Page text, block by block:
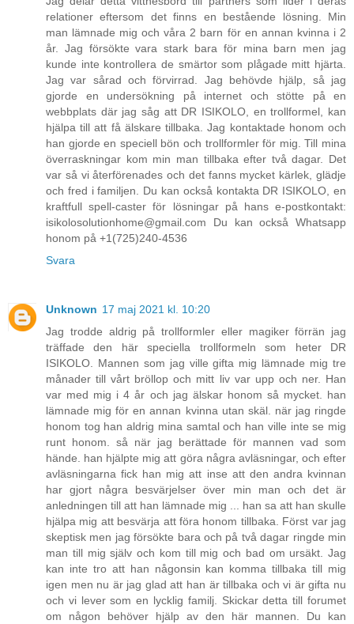
relationer eftersom det finns en bestående lösning. Min
man lämnade mig och våra 2 barn för en annan kvinna i 2
år. Jag försökte vara stark bara för mina barn men jag
kunde inte kontrollera de smärtor som plågade mitt hjärta.
Jag var sårad och förvirrad. Jag behövde hjälp, så jag
gjorde en undersökning på internet och stötte på en
webbplats där jag såg att DR ISIKOLO, en trollformel, kan
hjälpa till att få älskare tillbaka. Jag kontaktade honom och
han gjorde en speciell bön och trollformler för mig. Till mina
överraskningar kom min man tillbaka efter två dagar. Det
var så vi återförenades och det fanns mycket kärlek, glädje
och fred i familjen. Du kan också kontakta DR ISIKOLO, en
kraftfull spell-caster för lösningar på hans e-postkontakt:
isikolosolutionhome@gmail.com Du kan också Whatsapp
honom på +1(725)240-4536
Svara
Unknown 17 maj 2021 kl. 10:20
Jag trodde aldrig på trollformler eller magiker förrän jag
träffade den här speciella trollformeln som heter DR
ISIKOLO. Mannen som jag ville gifta mig lämnade mig tre
månader till vårt bröllop och mitt liv var upp och ner. Han
var med mig i 4 år och jag älskar honom så mycket. han
lämnade mig för en annan kvinna utan skäl. när jag ringde
honom tog han aldrig mina samtal och han ville inte se mig
runt honom. så när jag berättade för mannen vad som
hände. han hjälpte mig att göra några avläsningar, och efter
avläsningarna fick han mig att inse att den andra kvinnan
har gjort några besvärjelser över min man och det är
anledningen till att han lämnade mig ... han sa att han skulle
hjälpa mig att besvärja att föra honom tillbaka. Först var jag
skeptisk men jag försökte bara och på två dagar ringde min
man till mig själv och kom till mig och bad om ursäkt. Jag
kan inte tro att han någonsin kan komma tillbaka till mig
igen men nu är jag glad att han är tillbaka och vi är gifta nu
och vi lever som en lycklig familj. Skickar detta till forumet
om någon behöver hjälp av den här mannen. Du kan